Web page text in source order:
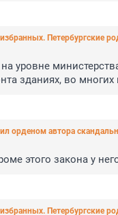
Петербургские
уровне
зданиях, во многих
орденом автора
этого закона у
Петербургские